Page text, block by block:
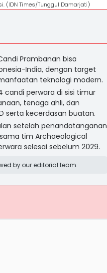
(IDN Times/Tunggul Damarjati)
Prambanan bisa
India, dengan target
teknologi modern.
candi perwara di sisi timur
tenaga ahli, dan
serta kecerdasan buatan.
setelah penandatanganan
tim Archaeological
selesai sebelum 2029.
by our editorial team.